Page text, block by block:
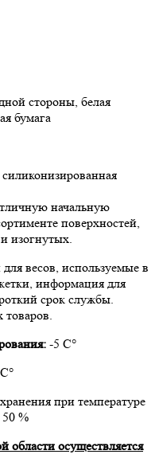
стороны, белая
бумага
начальную
поверхностей,
изогнутых.
для весов, используемые в
информация для
срок службы.
-5 С°
при температуре
%
области осуществляется